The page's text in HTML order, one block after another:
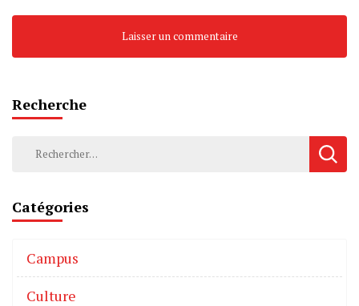
Recherche
Catégories
Campus
Culture